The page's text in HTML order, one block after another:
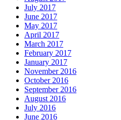
July 2017
June 2017
May 2017
April 2017
March 2017
February 2017
January 2017
November 2016
October 2016
September 2016
August 2016
July 2016
June 2016